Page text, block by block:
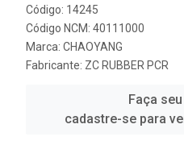
Código: 14245
Código NCM: 40111000
Marca: CHAOYANG
Fabricante: ZC RUBBER PCR
Faça
cadastre-se para